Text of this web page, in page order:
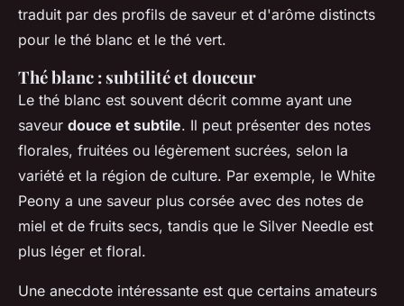
traduit par des profils de saveur et d'arôme distincts
pour le thé blanc et le thé vert.
Thé blanc : subtilité et douceur
Le thé blanc est souvent décrit comme ayant une
saveur douce et subtile. Il peut présenter des notes
florales, fruitées ou légèrement sucrées, selon la
variété et la région de culture. Par exemple, le White
Peony a une saveur plus corsée avec des notes de
miel et de fruits secs, tandis que le Silver Needle est
plus léger et floral.
Une anecdote intéressante est que certains amateurs